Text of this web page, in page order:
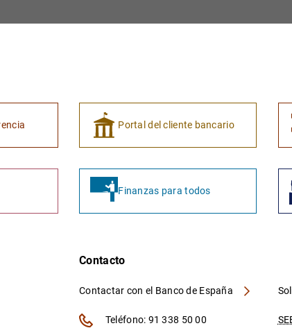
Portal del cliente bancario
Finanzas para todos
Contacto
Contactar con el Banco de España
Teléfono: 91 338 50 00